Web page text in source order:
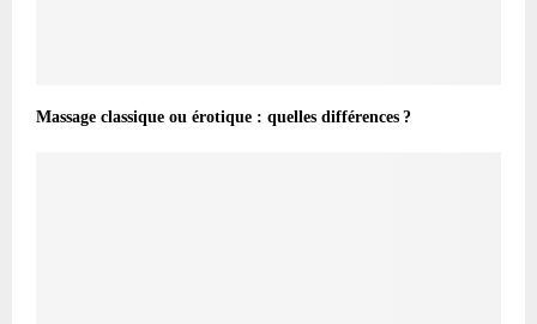
Massage classique ou érotique : quelles différences ?